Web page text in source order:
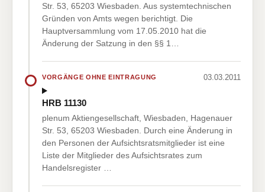
Str. 53, 65203 Wiesbaden. Aus systemtechnischen
Gründen von Amts wegen berichtigt. Die
Hauptversammlung vom 17.05.2010 hat die
Änderung der Satzung in den §§ 1…
VORGÄNGE OHNE EINTRAGUNG 03.03.2011
HRB 11130
plenum Aktiengesellschaft, Wiesbaden, Hagenauer
Str. 53, 65203 Wiesbaden. Durch eine Änderung in
den Personen der Aufsichtsratsmitglieder ist eine
Liste der Mitglieder des Aufsichtsrates zum
Handelsregister …